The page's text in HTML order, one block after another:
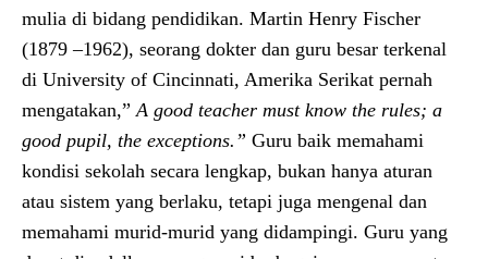
mulia di bidang pendidikan. Martin Henry Fischer
(1879 –1962), seorang dokter dan guru besar terkenal
di University of Cincinnati, Amerika Serikat pernah
mengatakan,” A good teacher must know the rules; a
good pupil, the exceptions.” Guru baik memahami
kondisi sekolah secara lengkap, bukan hanya aturan
atau sistem yang berlaku, tetapi juga mengenal dan
memahami murid-murid yang didampingi. Guru yang